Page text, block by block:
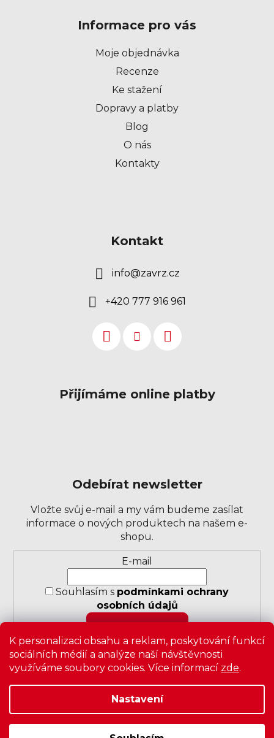
K personalizaci obsahu a reklam, poskytování funkcí
sociálních médií a analýze naší návštěvnosti
využíváme soubory cookies. Více informací zde.
Nastavení
Informace pro vás
Moje objednávka
Recenze
Ke stažení
Dopravy a platby
Blog
O nás
Kontakty
Kontakt
info@zavrz.cz
+420 777 916 961
Přijímáme online platby
Odebírat newsletter
Vložte svůj e-mail a my vám budeme zasílat
informace o nových produktech na našem e-
shopu.
odběru
E-mail
Souhlasím s podmínkami ochrany
osobních údajů